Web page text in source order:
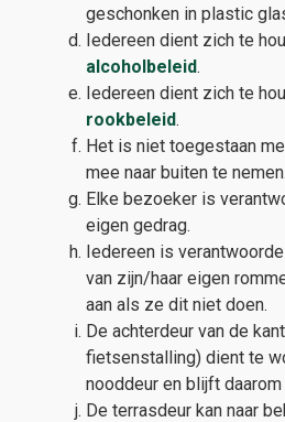
geschonken in plastic
Iedereen dient zich te
alcoholbeleid.
Iedereen dient zich te
rookbeleid.
Het is niet toegestaan
mee naar buiten te nemen.
Elke bezoeker is
eigen gedrag.
Iedereen is
van zijn/haar eigen
aan als ze dit niet doen.
De achterdeur van de
fietsenstalling) dient te
nooddeur en blijft
De terrasdeur kan naar